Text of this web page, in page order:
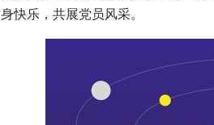
快乐，共展党员风采。